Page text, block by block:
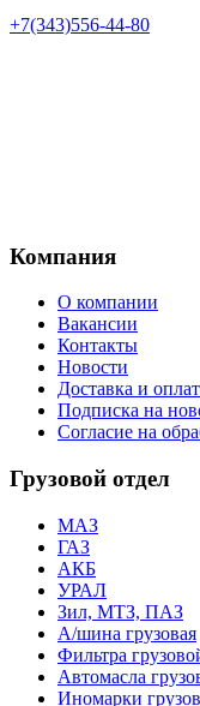
+7(343)556-44-80
Компания
О компании
Вакансии
Контакты
Новости
Доставка и
Подписка на
Согласие на
Грузовой отдел
МАЗ
ГАЗ
АКБ
УРАЛ
Зил, МТЗ, ПАЗ
А/шина грузовая
Фильтра
Автомасла
Иномарки